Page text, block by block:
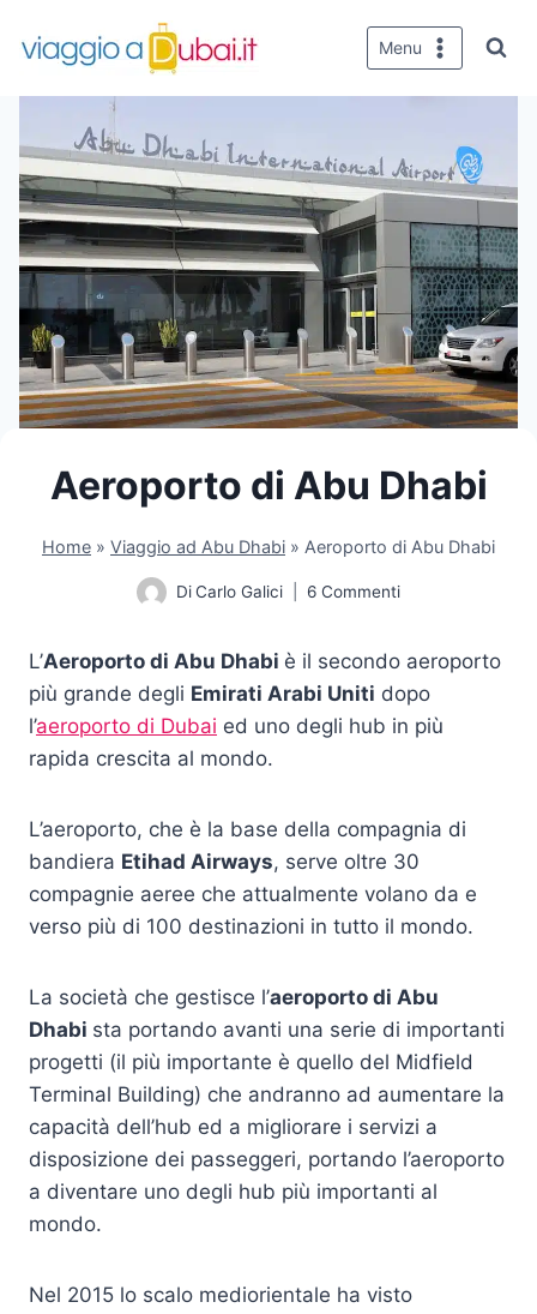
Menu
Aeroporto di Abu Dhabi
Home » Viaggio ad Abu Dhabi » Aeroporto di Abu Dhabi
DiCarlo Galici 6 Commenti
L’Aeroporto di Abu Dhabi è il secondo aeroporto
più grande degli Emirati Arabi Uniti dopo
l’aeroporto di Dubai ed uno degli hub in più
rapida crescita al mondo.
L’aeroporto, che è la base della compagnia di
bandiera Etihad Airways, serve oltre 30
compagnie aeree che attualmente volano da e
verso più di 100 destinazioni in tutto il mondo.
La società che gestisce l’aeroporto di Abu
Dhabi sta portando avanti una serie di importanti
progetti (il più importante è quello del Midfield
Terminal Building) che andranno ad aumentare la
capacità dell’hub ed a migliorare i servizi a
disposizione dei passeggeri, portando l’aeroporto
a diventare uno degli hub più importanti al
mondo.
Nel 2015 lo scalo mediorientale ha visto